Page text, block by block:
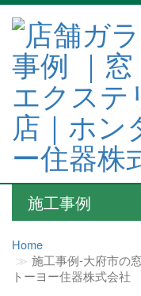
施工事例
Home
施工事例‐大府市の
トーヨー住器株式会社